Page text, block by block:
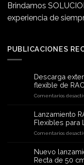
Brindamos
experiencia de
PUBLICACIONES
Descarga
flexible de
Comentarios
Lanzamiento
Flexibles para
Comentarios
Nuevo
Recta de 50